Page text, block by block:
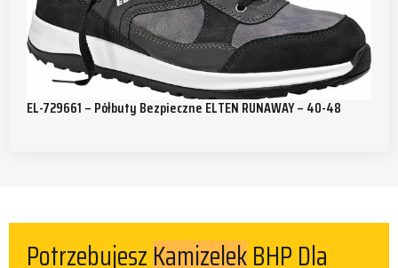
EL-729661 – Półbuty Bezpieczne ELTEN RUNAWAY – 40-48
PotrzebujeszKamizelekBHP Dla